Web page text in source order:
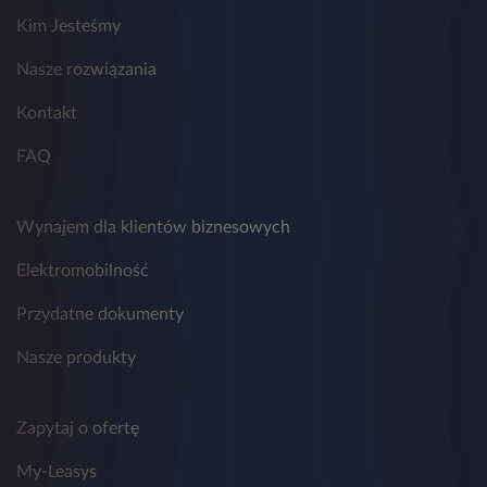
osobowych w Leasys nadzoruje wyznaczony
Inspektor Ochrony Danych, z którym można
Kim Jesteśmy
Nasze rozwiązania
Kontakt
FAQ
Wynajem dla klientów biznesowych
Elektromobilność
Przydatne dokumenty
Nasze produkty
Zapytaj o ofertę
My-Leasys